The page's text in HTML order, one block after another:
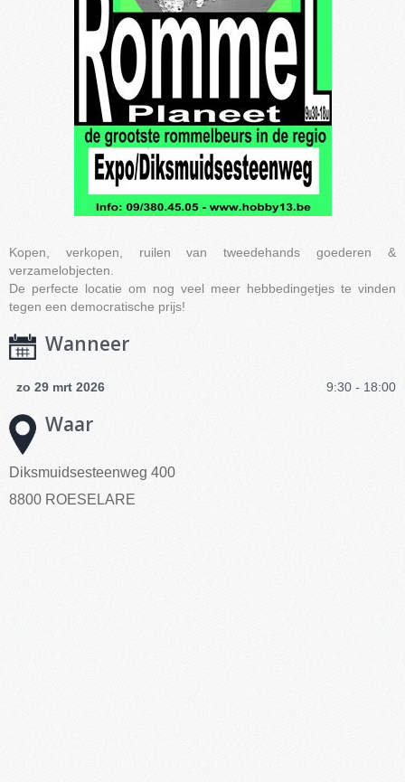
Kopen, verkopen, ruilen van tweedehands goederen &
verzamelobjecten.
De perfecte locatie om nog veel meer hebbedingetjes te vinden
tegen een democratische prijs!
Wanneer
zo 29 mrt 2026 9:30 - 18:00
Waar
Diksmuidsesteenweg 400
8800 ROESELARE